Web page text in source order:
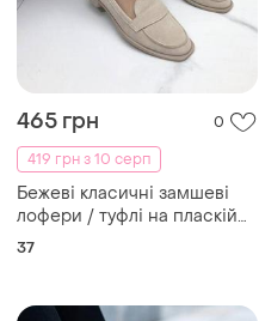
465 грн
0
419 грн з 10 серп
Бежеві класичні замшеві
лофери / туфлі на пласкій
підошві з натуральної замші
37